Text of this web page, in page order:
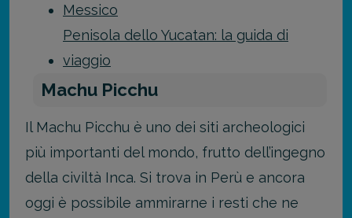
Messico
Penisola dello Yucatan: la guida di
viaggio
Machu Picchu
Il Machu Picchu è uno dei siti archeologici
più importanti del mondo, frutto dell’ingegno
della civiltà Inca. Si trova in Perù e ancora
oggi è possibile ammirarne i resti che ne